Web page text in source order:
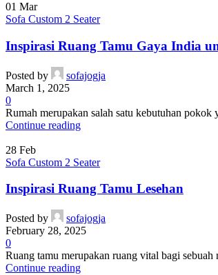
01 Mar
Sofa Custom 2 Seater
Inspirasi Ruang Tamu Gaya India
Posted by
sofajogja
March 1, 2025
0
Rumah merupakan salah satu kebutuhan
Continue reading
28 Feb
Sofa Custom 2 Seater
Inspirasi Ruang Tamu Lesehan
Posted by
sofajogja
February 28, 2025
0
Ruang tamu merupakan ruang vital bagi
Continue reading